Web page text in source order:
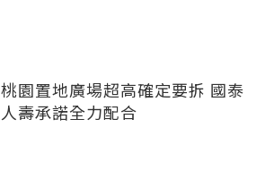
桃園置地廣場超高確定要拆 國泰
人壽承諾全力配合